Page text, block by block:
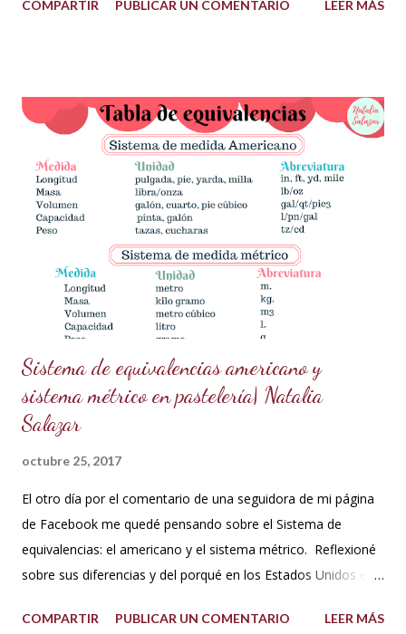
garantizados. Hoy te quiero compartir cómo hacer un drip
necesitas? Los ingredientes son simples y fáciles de
conseguir: 60 g de azúcar glass (cernida para evitar grumos).
15 ml de vodka (puedes sustituirlo por licor transparente) 5 g
de polvo dorado de grado alimenticio (asegúrate de que sea
seguro para el consumo y de alta calidad). 150 g de ganache
de chocolate (Si necesitas la receta, búscala aquí en mi blog
en publicaciones anteriores). ¿Cómo prepararlo? Prepara la
pasta dorada: En un recipiente pequeño,...
COMPARTIR PUBLICAR UN COMENTARIO LEER MÁS
Sistema de equivalencias americano y
sistema métrico en pastelería| Natalia
Salazar
octubre 25, 2017
El otro día por el comentario de una seguidora de mi página
de Facebook me quedé pensando sobre el Sistema de
equivalencias: el americano y el sistema métrico. Reflexioné
sobre sus diferencias y del porqué en los Estados Unidos el
me dije: estos americanos son loquillos!!! Con todo esto
COMPARTIR PUBLICAR UN COMENTARIO LEER MÁS